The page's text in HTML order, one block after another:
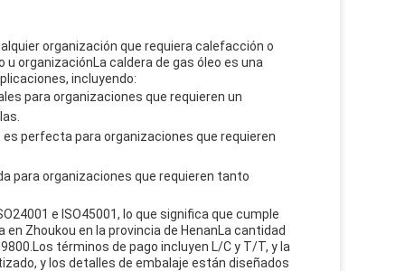
organización que requiera calefacción o
organizaciónLa caldera de gas óleo es una
incluyendo:
para organizaciones que requieren un
perfecta para organizaciones que requieren
para organizaciones que requieren tanto
e ISO45001, lo que significa que cumple
Zhoukou en la provincia de HenanLa cantidad
términos de pago incluyen L/C y T/T, y la
y los detalles de embalaje están diseñados